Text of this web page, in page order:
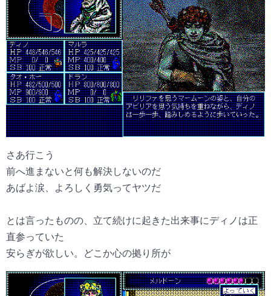
さあ行こう
前へ進まないと何も解決しないのだ
あばよ涙、よろしく勇気ってヤツだ
とは言ったものの、立て続けに起きた出来事にディノは正
直参っていた
安らぎが欲しい。どこか心の拠り所が